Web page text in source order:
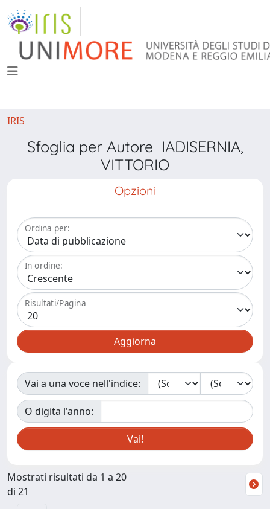
IRIS
Sfoglia per Autore IADISERNIA,
VITTORIO
Opzioni
Ordina per:
In ordine:
Risultati/Pagina
Vai a una voce nell'indice:
O digita l'anno:
Mostrati risultati da 1 a 20
di 21